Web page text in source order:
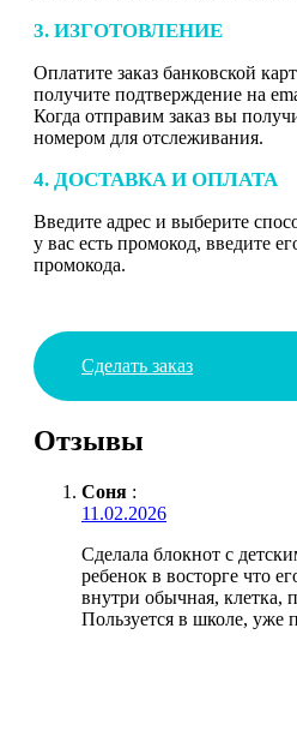
3. ИЗГОТОВЛЕНИЕ
Оплатите заказ банковской
получите подтверждение на
Когда отправим заказ вы
номером для отслеживания.
4. ДОСТАВКА И ОПЛАТА
Введите адрес и выберите
у вас есть промокод, введите
промокода.
Сделать заказ
Отзывы
Соня :
11.02.2026
Сделала блокнот с
ребенок в восторге что
внутри обычная, клетка,
Пользуется в школе, уже